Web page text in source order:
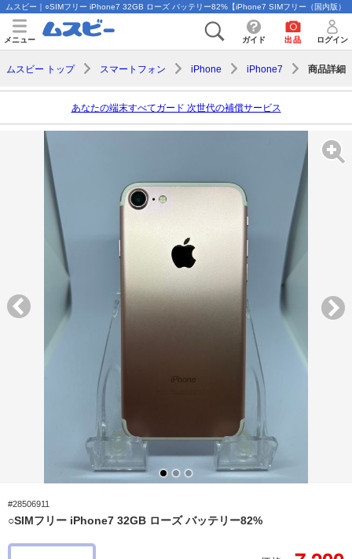
ムスビー｜○SIMフリー iPhone7 32GB ローズ バッテリー82%【iPhone7 SIMフリー（国内版）
メニュー ガイド 出品 ログイン
ムスビー トップ スマートフォン iPhone iPhone7 商品詳細
あなたの端末すべてガード 次世代の補償サービス
#28506911
○SIMフリー iPhone7 32GB ローズ バッテリー82%